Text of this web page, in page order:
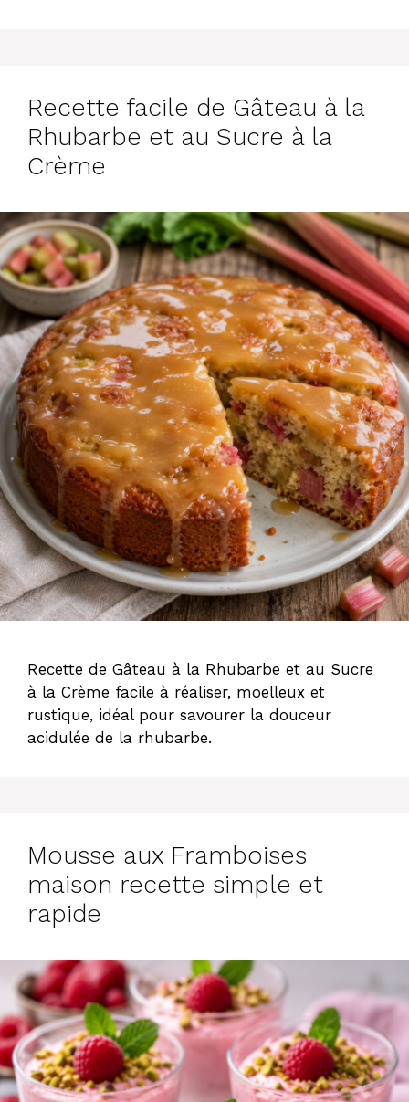
Recette facile de Gâteau à la
Rhubarbe et au Sucre à la
Crème
Recette de Gâteau à la Rhubarbe et au Sucre
à la Crème facile à réaliser, moelleux et
rustique, idéal pour savourer la douceur
acidulée de la rhubarbe.
Mousse aux Framboises
maison recette simple et
rapide